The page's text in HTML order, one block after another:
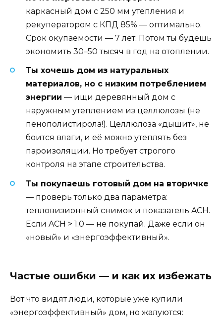
каркасный дом с 250 мм утепления и
рекуператором с КПД 85% — оптимально.
Срок окупаемости — 7 лет. Потом ты будешь
экономить 30–50 тысяч в год на отоплении.
Ты хочешь дом из натуральных
материалов, но с низким потреблением
энергии — ищи деревянный дом с
наружным утеплением из целлюлозы (не
пенополистирола!). Целлюлоза «дышит», не
боится влаги, и её можно утеплять без
пароизоляции. Но требует строгого
контроля на этапе строительства.
Ты покупаешь готовый дом на вторичке
— проверь только два параметра:
тепловизионный снимок и показатель ACH.
Если ACH > 1.0 — не покупай. Даже если он
«новый» и «энергоэффективный».
Частые ошибки — и как их избежать
Вот что видят люди, которые уже купили
«энергоэффективный» дом, но жалуются: